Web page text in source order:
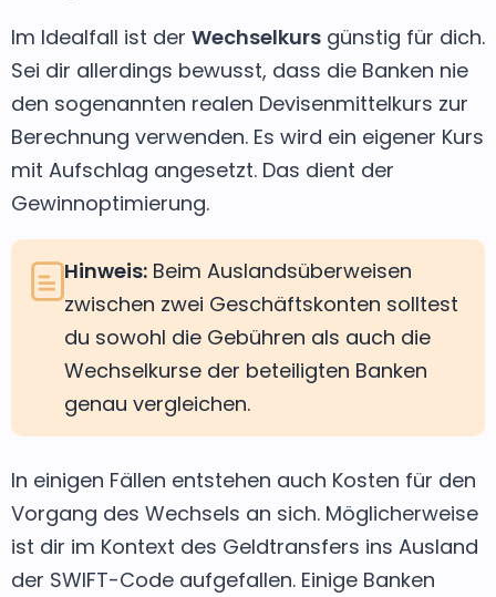
Im Idealfall ist der Wechselkurs günstig für dich.
Sei dir allerdings bewusst, dass die Banken nie
den sogenannten realen Devisenmittelkurs zur
Berechnung verwenden. Es wird ein eigener Kurs
mit Aufschlag angesetzt. Das dient der
Gewinnoptimierung.
Hinweis: Beim Auslandsüberweisen
zwischen zwei Geschäftskonten solltest
du sowohl die Gebühren als auch die
Wechselkurse der beteiligten Banken
genau vergleichen.
In einigen Fällen entstehen auch Kosten für den
Vorgang des Wechsels an sich. Möglicherweise
ist dir im Kontext des Geldtransfers ins Ausland
der SWIFT-Code aufgefallen. Einige Banken